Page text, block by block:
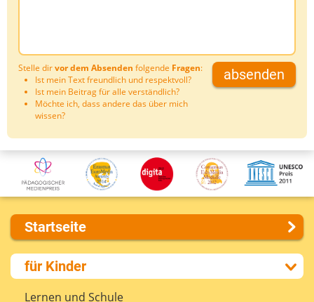
Stelle dirvor dem Absenden folgende Fragen:
Ist mein Text freundlich und respektvoll?
Ist mein Beitrag für alle verständlich?
Möchte ich, dass andere das über mich
wissen?
absenden
Startseite
Über uns
Presse
Kontakt
für Kinder
Lernen und Schule